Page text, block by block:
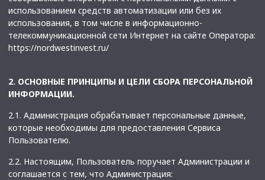
использованием средств автоматизации или без их
использования, в том числе в информационно-
телекоммуникационной сети Интернет на сайте Оператора:
https://nordwestinvest.ru/
2. ОСНОВНЫЕ ПРИНЦИПЫ И ЦЕЛИ СБОРА ПЕРСОНАЛЬНОЙ
ИНФОРМАЦИИ.
2.1. Администрация обрабатывает персональные данные,
которые необходимы для предоставления Сервиса
Пользователю.
2.2. Настоящим, Пользователь поручает Администрации и
соглашается с тем, что Администрация: